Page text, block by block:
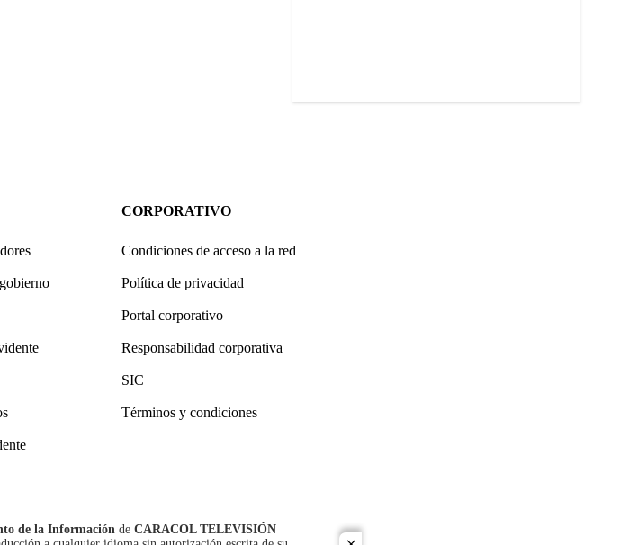
CORPORATIVO
Condiciones de acceso a la red
Política de privacidad
Portal corporativo
Responsabilidad corporativa
SIC
Términos y condiciones
de la Información de CARACOL TELEVISIÓN